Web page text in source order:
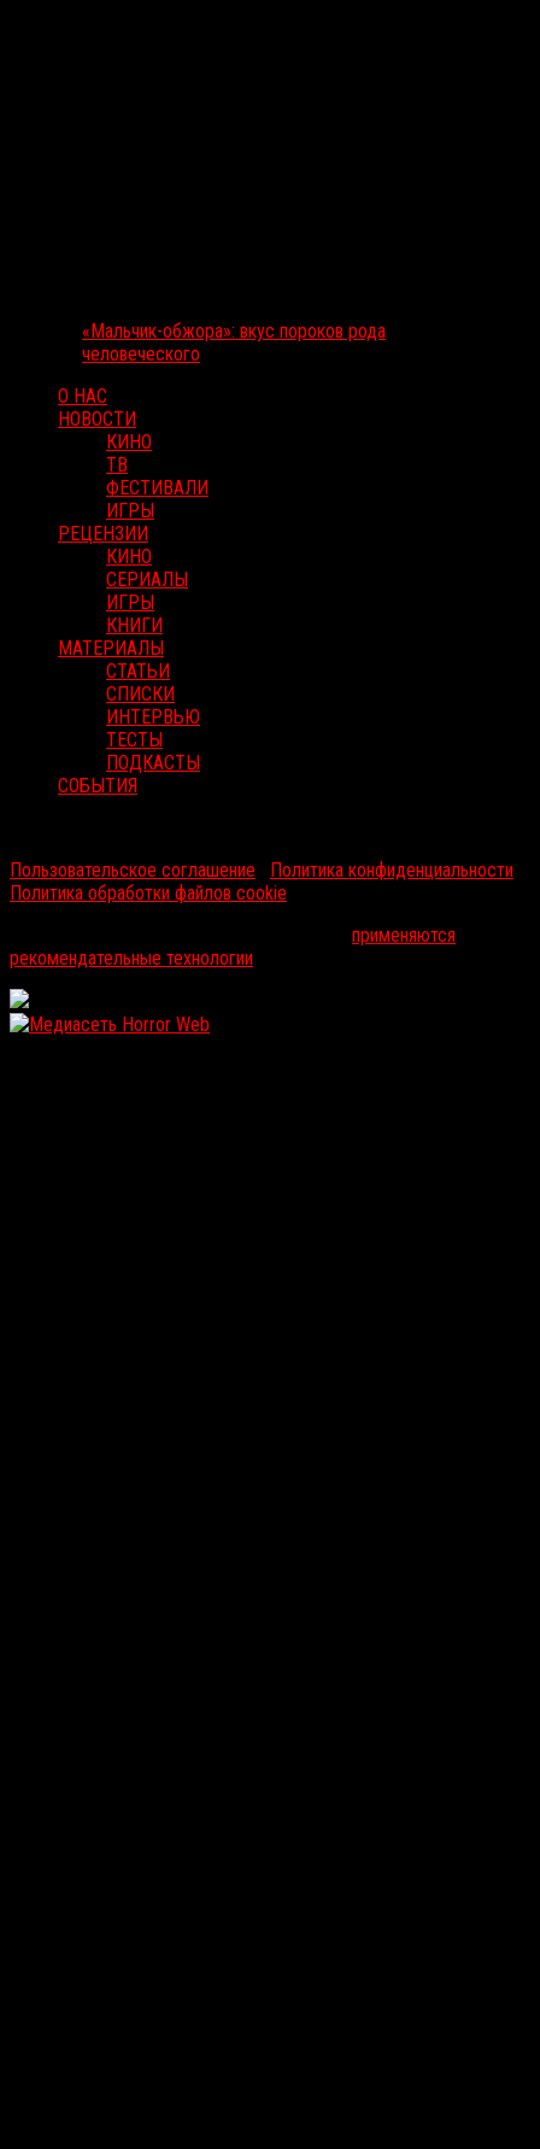
«Мальчик-обжора»: вкус пороков рода
человеческого
О НАС
НОВОСТИ
КИНО
ТВ
ФЕСТИВАЛИ
ИГРЫ
РЕЦЕНЗИИ
КИНО
СЕРИАЛЫ
ИГРЫ
КНИГИ
МАТЕРИАЛЫ
СТАТЬИ
СПИСКИ
ИНТЕРВЬЮ
ТЕСТЫ
ПОДКАСТЫ
СОБЫТИЯ
Пользовательское соглашение
Политика конфиденциальности
Политика обработки файлов cookie
применяются
рекомендательные технологии